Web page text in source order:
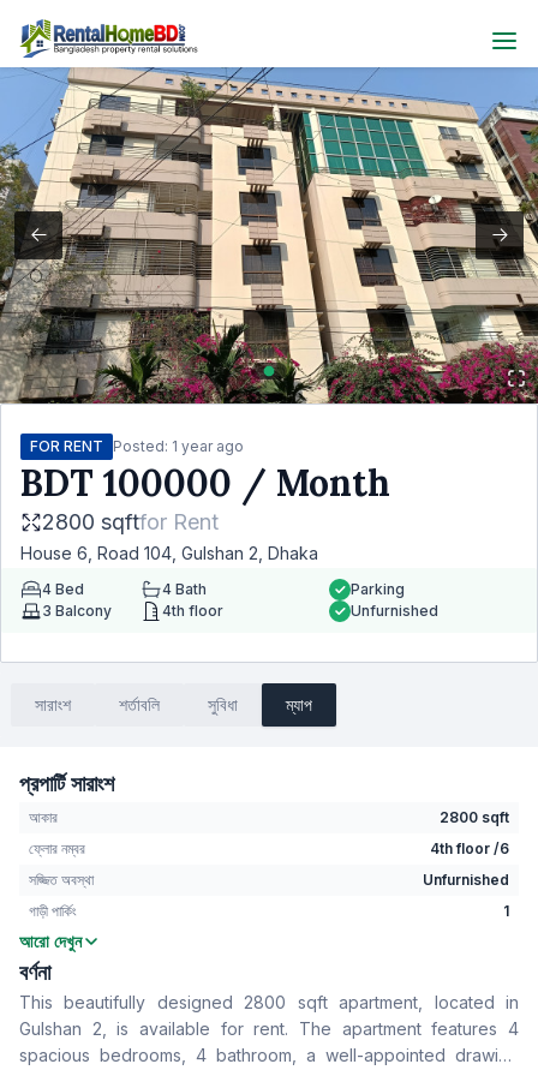
FOR RENT Posted: 1 year ago
BDT 100000 / Month
2800 sqftfor Rent
House 6, Road 104, Gulshan 2, Dhaka
4 Bed 4 Bath
3 Balcony 4th floor
Parking
Unfurnished
সারাংশ শর্তাবলি সুবিধা ম্যাপ
প্রপার্টি সারাংশ
আকার
2800 sqft
ফ্লোর নম্বর
4th floor /6
সজ্জিত অবস্থা
Unfurnished
গাড়ী পার্কিং
1
বেডরুম
বাথরুম
বসার রুম
No
Drawing Room
Yes
খাবার রুম
Yes
আরো দেখুন
বর্ণনা
This beautifully designed 2800 sqft apartment, located in
Gulshan 2, is available for rent. The apartment features 4
spacious bedrooms, 4 bathroom, a well-appointed drawing